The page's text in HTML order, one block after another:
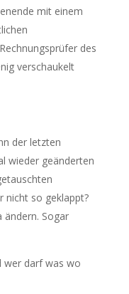
mit einem
des
verschaukelt
der letzten
wieder geänderten
nicht so geklappt?
ändern. Sogar
wer darf was wo